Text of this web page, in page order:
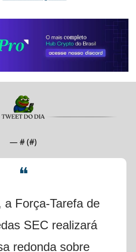
— # (#)
❝
a Força-Tarefa de
SEC realizará
redonda sobre